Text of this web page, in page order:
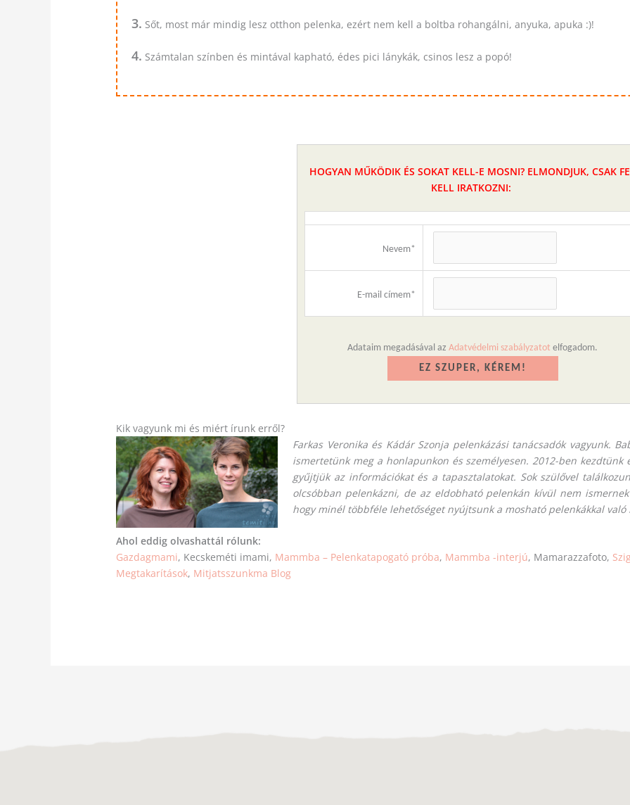
3. Sőt, most már mindig lesz otthon pelenka, ezért nem kell a boltba rohangálni, anyuka, apuka :)!
4. Számtalan színben és mintával kapható, édes pici lánykák, csinos lesz a popó!
HOGYAN MŰKÖDIK ÉS SOKAT KELL-E MOSNI? ELMONDJUK, CSAK
KELL IRATKOZNI:
Nevem*
E-mail címem*
Adataim megadásával az Adatvédelmi szabályzatot elfogadom.
Kik vagyunk mi és miért írunk erről?
Farkas Veronika és Kádár Szonja pelenkázási tanácsadók vagyunk.
ismertetünk meg a honlapunkon és személyesen. 2012-ben
gyűjtjük az információkat és a tapasztalatokat. Sok szülővel
olcsóbban pelenkázni, de az eldobható pelenkán kívül nem
hogy minél többféle lehetőséget nyújtsunk a mosható pelenkákkal
Ahol eddig olvashattál rólunk:
Gazdagmami, Kecskeméti imami, Mammba – Pelenkatapogató próba, Mammba -interjú, Mamarazzafoto,
Megtakarítások, Mitjatsszunkma Blog